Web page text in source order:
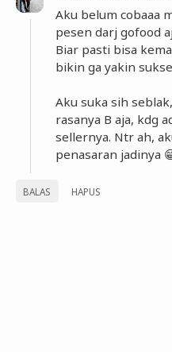
Aku belum cobaaa
pesen darj gofood
Biar pasti bisa
bikin ga yakin
Aku suka sih
rasanya B aja, kdg
sellernya. Ntr ah,
penasaran jadinya
BALAS HAPUS